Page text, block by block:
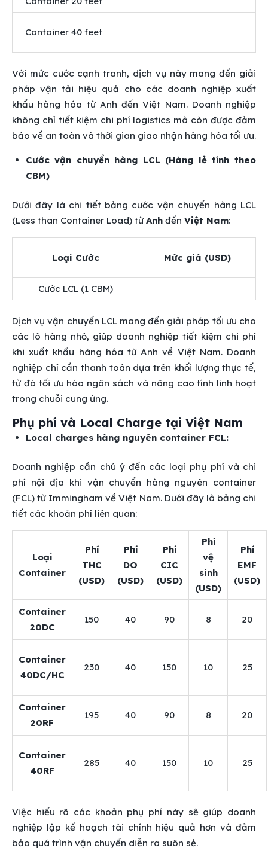
Container 40 feet
Với mức cước cạnh tranh, dịch vụ này mang đến giải
pháp vận tải hiệu quả cho các doanh nghiệp xuất
khẩu hàng hóa từ Anh đến Việt Nam. Doanh nghiệp
không chỉ tiết kiệm chi phí logistics mà còn được đảm
bảo về an toàn và thời gian giao nhận hàng hóa tối ưu.
Cước vận chuyển hàng LCL (Hàng lẻ tính theo
CBM)
Dưới đây là chi tiết bảng cước vận chuyển hàng LCL
(Less than Container Load) từ Anh đến Việt Nam:
Loại Cước Mức giá (USD)
Cước LCL (1 CBM)
Dịch vụ vận chuyển LCL mang đến giải pháp tối ưu cho
các lô hàng nhỏ, giúp doanh nghiệp tiết kiệm chi phí
khi xuất khẩu hàng hóa từ Anh về Việt Nam. Doanh
nghiệp chỉ cần thanh toán dựa trên khối lượng thực tế,
từ đó tối ưu hóa ngân sách và nâng cao tính linh hoạt
trong chuỗi cung ứng.
Phụ phí và Local Charge tại Việt Nam
Local charges hàng nguyên container FCL:
Doanh nghiệp cần chú ý đến các loại phụ phí và chi
phí nội địa khi vận chuyển hàng nguyên container
(FCL) từ Immingham về Việt Nam. Dưới đây là bảng chi
tiết các khoản phí liên quan:
Loại
Container
Phí
THC
(USD)
Phí
DO
(USD)
Phí
CIC
(USD)
Phí
vệ
sinh
(USD)
Phí
EMF
(USD)
Container
20DC
150 40 90 8 20
Container
40DC/HC
230 40 150 10 25
Container
20RF
195 40 90 8 20
Container
40RF
285 40 150 10 25
Việc hiểu rõ các khoản phụ phí này sẽ giúp doanh
nghiệp lập kế hoạch tài chính hiệu quả hơn và đảm
bảo quá trình vận chuyển diễn ra suôn sẻ.